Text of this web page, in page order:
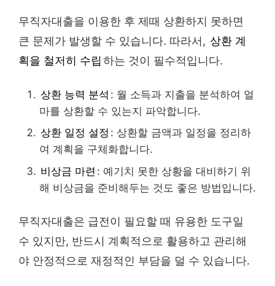
무직자대출을 이용한 후 제때 상환하지 못하면
큰 문제가 발생할 수 있습니다. 따라서, 상환 계
획을 철저히 수립 하는 것이 필수적입니다.
상환 능력 분석 : 월 소득과 지출을 분석하여 얼
마를 상환할 수 있는지 파악합니다.
상환 일정 설정 : 상환할 금액과 일정을 정리하
여 계획을 구체화합니다.
비상금 마련 : 예기치 못한 상황을 대비하기 위
해 비상금을 준비해두는 것도 좋은 방법입니다.
무직자대출은 급전이 필요할 때 유용한 도구일
수 있지만, 반드시 계획적으로 활용하고 관리해
야 안정적으로 재정적인 부담을 덜 수 있습니다.